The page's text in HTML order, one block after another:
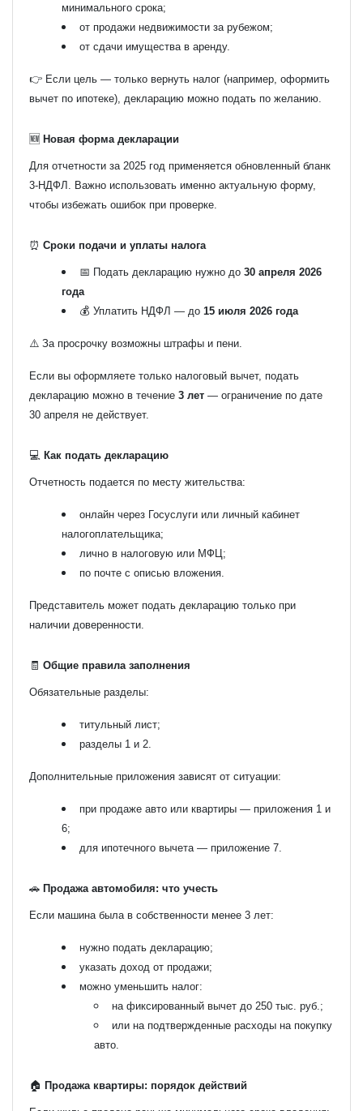
минимального срока;
от продажи недвижимости за рубежом;
от сдачи имущества в аренду.
👉 Если цель — только вернуть налог (например, оформить
вычет по ипотеке), декларацию можно подать по желанию.
🆕 Новая форма декларации
Для отчетности за 2025 год применяется обновленный бланк
3-НДФЛ. Важно использовать именно актуальную форму,
чтобы избежать ошибок при проверке.
⏰ Сроки подачи и уплаты налога
📅 Подать декларацию нужно до 30 апреля 2026
года
💰 Уплатить НДФЛ — до 15 июля 2026 года
⚠️ За просрочку возможны штрафы и пени.
Если вы оформляете только налоговый вычет, подать
декларацию можно в течение 3 лет — ограничение по дате
30 апреля не действует.
💻 Как подать декларацию
Отчетность подается по месту жительства:
онлайн через Госуслуги или личный кабинет
налогоплательщика;
лично в налоговую или МФЦ;
по почте с описью вложения.
Представитель может подать декларацию только при
наличии доверенности.
🧾 Общие правила заполнения
Обязательные разделы:
титульный лист;
разделы 1 и 2.
Дополнительные приложения зависят от ситуации:
при продаже авто или квартиры — приложения 1 и
6;
для ипотечного вычета — приложение 7.
🚗 Продажа автомобиля: что учесть
Если машина была в собственности менее 3 лет:
нужно подать декларацию;
указать доход от продажи;
можно уменьшить налог:
на фиксированный вычет до 250 тыс. руб.;
или на подтвержденные расходы на покупку
авто.
🏠 Продажа квартиры: порядок действий